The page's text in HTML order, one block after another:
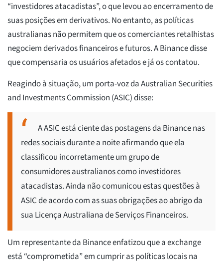
“investidores atacadistas”, o que levou ao encerramento de
suas posições em derivativos. No entanto, as políticas
australianas não permitem que os comerciantes retalhistas
negociem derivados financeiros e futuros. A Binance disse
que compensaria os usuários afetados e já os contatou.
Reagindo à situação, um porta-voz da Australian Securities
and Investments Commission (ASIC) disse:
A ASIC está ciente das postagens da Binance nas
redes sociais durante a noite afirmando que ela
classificou incorretamente um grupo de
consumidores australianos como investidores
atacadistas. Ainda não comunicou estas questões à
ASIC de acordo com as suas obrigações ao abrigo da
sua Licença Australiana de Serviços Financeiros.
Um representante da Binance enfatizou que a exchange
está “comprometida” em cumprir as políticas locais na